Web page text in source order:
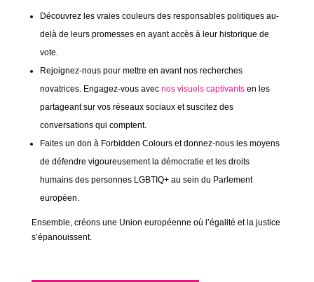
Découvrez les vraies couleurs des responsables politiques au-
delà de leurs promesses en ayant accès à leur historique de
vote.
Rejoignez-nous pour mettre en avant nos recherches
novatrices. Engagez-vous avec nos visuels captivantsen les
partageant sur vos réseaux sociaux et suscitez des
conversations qui comptent.
Faites un don à Forbidden Colours et donnez-nous les moyens
de défendre vigoureusement la démocratie et les droits
humains des personnes LGBTIQ+ au sein du Parlement
européen.
Ensemble, créons une Union européenne où l’égalité et la justice
s’épanouissent.